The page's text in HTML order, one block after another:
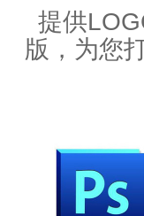
提供
版，为您